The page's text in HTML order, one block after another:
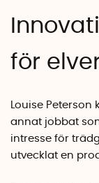
för
Louise
annat jobbat
intresse för
utvecklat en